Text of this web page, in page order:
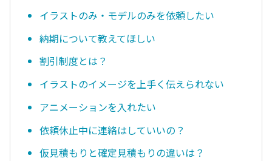
イラストのみ・モデルのみを依頼したい
納期について教えてほしい
割引制度とは？
イラストのイメージを上手く伝えられない
アニメーションを入れたい
依頼休止中に連絡はしていいの？
仮見積もりと確定見積もりの違いは？